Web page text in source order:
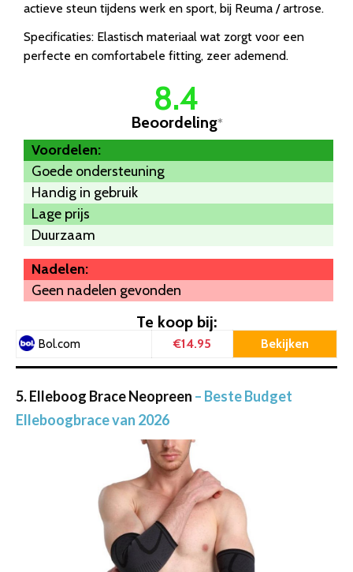
actieve steun tijdens werk en sport, bij Reuma / artrose.
Specificaties: Elastisch materiaal wat zorgt voor een
perfecte en comfortabele fitting, zeer ademend.
8.4
Beoordeling*
Voordelen:
Goede ondersteuning
Handig in gebruik
Lage prijs
Duurzaam
Nadelen:
Geen nadelen gevonden
Te koop bij:
Bol.com €14.95 Bekijken
5. Elleboog Brace Neopreen – Beste Budget
Elleboogbrace van 2026